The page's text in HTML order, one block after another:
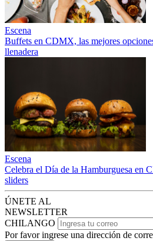
Escena
Buffets en CDMX, las mejores
llenadera
Escena
Celebra el Día de la Hamburguesa en
sliders
ÚNETE AL
NEWSLETTER
CHILANGO
Por favor ingrese una dirección de